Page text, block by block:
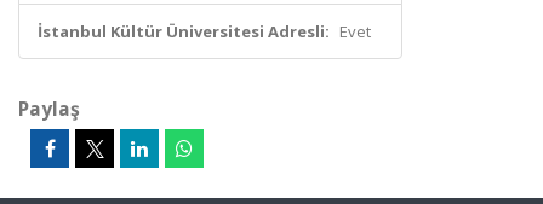
İstanbul Kültür Üniversitesi Adresli: Evet
Paylaş